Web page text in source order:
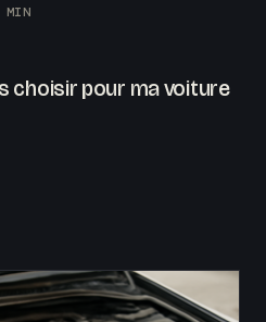
MIN
choisir pour ma voiture